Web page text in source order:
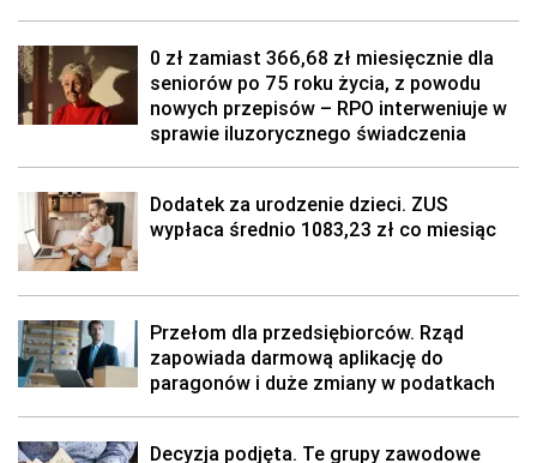
0 zł zamiast 366,68 zł miesięcznie dla
seniorów po 75 roku życia, z powodu
nowych przepisów – RPO interweniuje w
sprawie iluzorycznego świadczenia
Dodatek za urodzenie dzieci. ZUS
wypłaca średnio 1083,23 zł co miesiąc
Przełom dla przedsiębiorców. Rząd
zapowiada darmową aplikację do
paragonów i duże zmiany w podatkach
Decyzja podjęta. Te grupy zawodowe